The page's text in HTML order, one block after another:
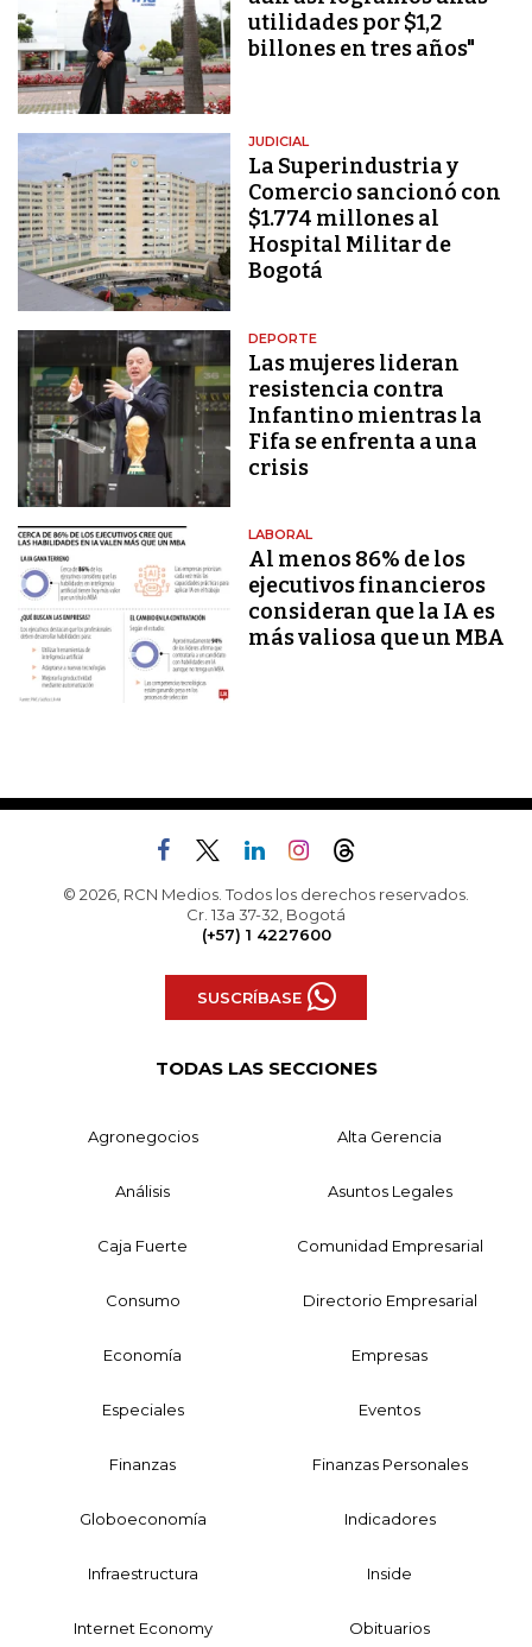
utilidades por $1,2
billones en tres años"
JUDICIAL
La Superindustria y
Comercio sancionó con
$1.774 millones al
Hospital Militar de
Bogotá
DEPORTE
Las mujeres lideran
resistencia contra
Infantino mientras la
Fifa se enfrenta a una
crisis
LABORAL
Al menos 86% de los
ejecutivos financieros
consideran que la IA es
más valiosa que un MBA
© 2026, RCN Medios. Todos los derechos reservados.
Cr. 13a 37-32, Bogotá
(+57) 1 4227600
SUSCRÍBASE
TODAS LAS SECCIONES
Agronegocios Alta Gerencia
Análisis Asuntos Legales
Caja Fuerte Comunidad Empresarial
Consumo Directorio Empresarial
Economía Empresas
Especiales Eventos
Finanzas Finanzas Personales
Globoeconomía Indicadores
Infraestructura Inside
Internet Economy Obituarios